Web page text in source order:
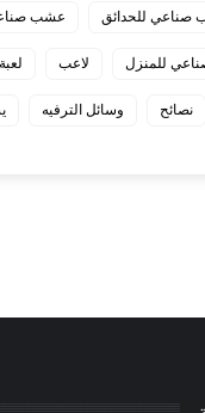
صناعي للحدائق عشب
للمنزل لاعب لعبة
نصائح وسائل الترفيه